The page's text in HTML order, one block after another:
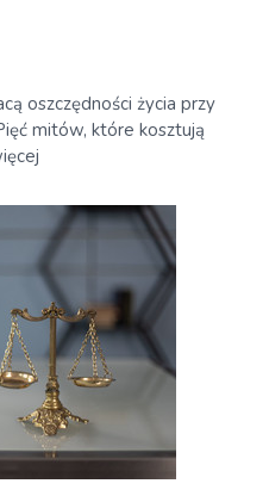
oszczędności życia przy
mitów, które kosztują